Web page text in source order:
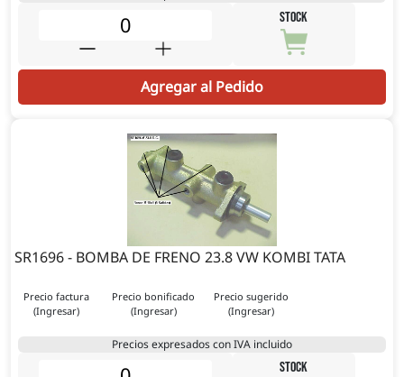
STOCK
Agregar al Pedido
SR1696 - BOMBA DE FRENO 23.8 VW KOMBI TATA
Precio factura
(Ingresar)
Precio bonificado
(Ingresar)
Precio sugerido
(Ingresar)
Precios expresados con IVA incluido
STOCK